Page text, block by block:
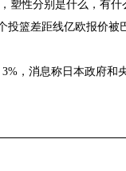
性分别是什么，有什
篮差距线亿欧报价被
，消息称日本政府和